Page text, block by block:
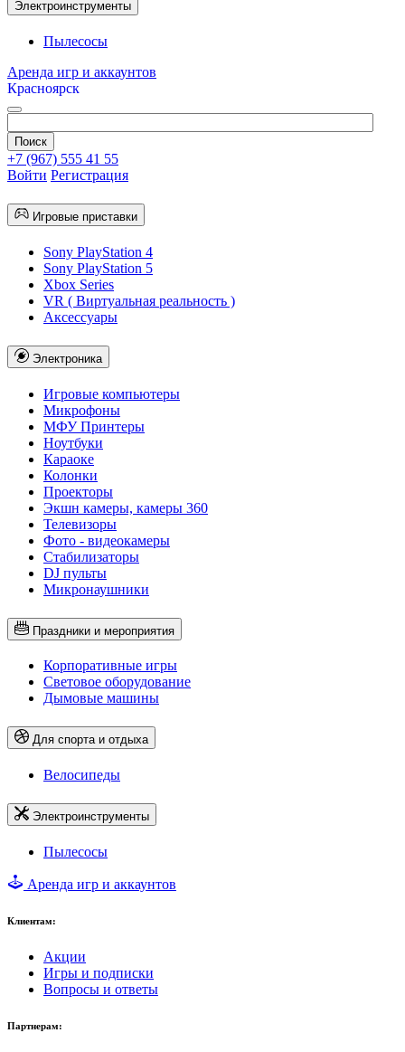
Электроинструменты
Пылесосы
Аренда игр и аккаунтов
Красноярск
+7 (967) 555 41 55
Войти Регистрация
Игровые приставки
Sony PlayStation 4
Sony PlayStation 5
Xbox Series
VR ( Виртуальная реальность )
Аксессуары
Электроника
Игровые компьютеры
Микрофоны
МФУ Принтеры
Ноутбуки
Караоке
Колонки
Проекторы
Экшн камеры, камеры 360
Телевизоры
Фото - видеокамеры
Стабилизаторы
DJ пульты
Микронаушники
Праздники и мероприятия
Корпоративные игры
Световое оборудование
Дымовые машины
Для спорта и отдыха
Велосипеды
Электроинструменты
Пылесосы
Аренда игр и аккаунтов
Клиентам:
Акции
Игры и подписки
Вопросы и ответы
Партнерам: